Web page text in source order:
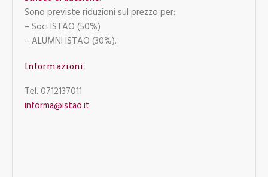
Sono previste riduzioni sul prezzo per:
– Soci ISTAO (50%)
– ALUMNI ISTAO (30%).
Informazioni:
Tel. 0712137011
informa@istao.it